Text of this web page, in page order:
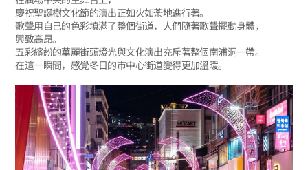
慶祝聖誕樹文化節的演出正如火如荼地進行著。
歌聲用自己的色彩填滿了整個街道，人們隨著歌聲擺動身體，
興致高昂。
五彩繽紛的華麗街頭燈光與文化演出充斥著整個南浦洞一帶。
在這一瞬間，感覺冬日的市中心街道變得更加溫暖。